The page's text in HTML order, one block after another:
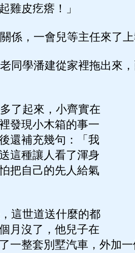
雞皮疙瘩！」
，一會兒等主任來了上
同學潘建從家裡拖出來
了起來，小齊實在
發現小木箱的事一
還補充幾句：「我
這種讓人看了渾身
把自己的先人給氣
這世道送什麼的都
月沒了，他兒子在
一整套別墅汽車，外加